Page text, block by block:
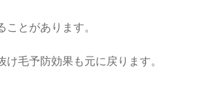
とがあります。
毛予防効果も元に戻ります。